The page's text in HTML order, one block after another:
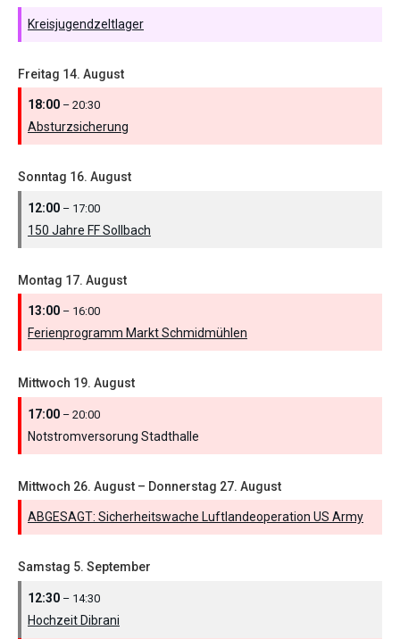
Kreisjugendzeltlager
Freitag 14. August
18:00 – 20:30
Absturzsicherung
Sonntag 16. August
12:00 – 17:00
150 Jahre FF Sollbach
Montag 17. August
13:00 – 16:00
Ferienprogramm Markt Schmidmühlen
Mittwoch 19. August
17:00 – 20:00
Notstromversorung Stadthalle
Mittwoch 26. August – Donnerstag 27. August
ABGESAGT: Sicherheitswache Luftlandeoperation US Army
Samstag 5. September
12:30 – 14:30
Hochzeit Dibrani